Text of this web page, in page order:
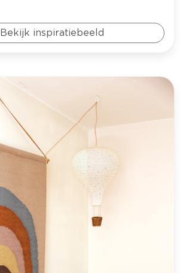
Bekijk inspiratiebeeld